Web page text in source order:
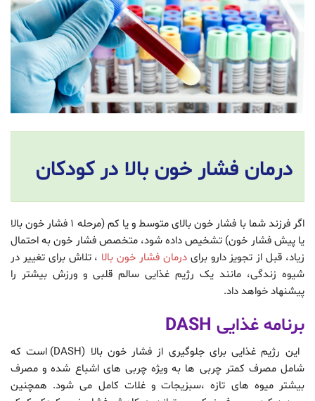
درمان فشار خون بالا در کودکان
اگر فرزند شما با فشار خون بالای متوسط و یا کم (مرحله ۱ فشار خون بالا
یا پیش فشار خون) تشخیص داده شود، متخصص فشار خون به احتمال
زیاد، قبل از تجویز دارو برایدرمان فشار خون بالا ، تلاش برای تغییر در
شیوه زندگی، مانند یک رژیم غذایی سالم قلبی و ورزش بیشتر را
پیشنهاد خواهد داد.
برنامه غذایی DASH
این رژیم غذایی برای جلوگیری از فشار خون بالا (DASH) است که
شامل مصرف کمتر چربی ها به ویژه چربی های اشباع شده و مصرف
بیشتر میوه های تازه ،سبزیجات و غلات کامل می شود. همچنین